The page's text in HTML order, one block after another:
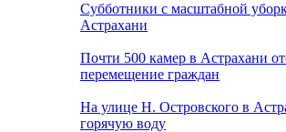
Субботники с масштабной
Астрахани
Почти 500 камер в Астрахани
перемещение граждан
На улице Н. Островского в
горячую воду